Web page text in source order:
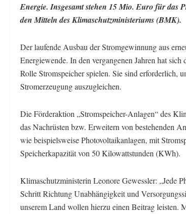
Energie. Insgesamt stehen 15 Mio. Euro für das
den Mitteln des Klimaschutzministeriums (BMK).
Der laufende Ausbau der Stromgewinnung aus
Energiewende. In den vergangenen Jahren hat
Rolle Stromspeicher spielen. Sie sind erforderlich,
Stromerzeugung auszugleichen.
Die Förderaktion „Stromspeicher-Anlagen“ des
das Nachrüsten bzw. Erweitern von bestehenden
wie beispielsweise Photovoltaikanlagen, mit
Speicherkapazität von 50 Kilowattstunden (KWh).
Klimaschutzministerin Leonore Gewessler: „Jede
Schritt Richtung Unabhängigkeit und
unserem Land wollen hierzu einen Beitrag leisten.